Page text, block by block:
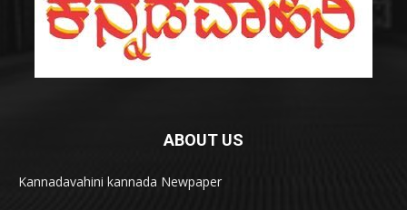
ABOUT US
Kannadavahini kannada Newpaper